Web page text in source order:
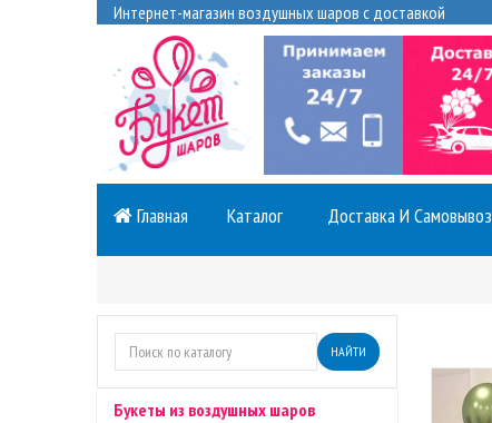
Интернет-магазин воздушных шаров с доставкой
Главная Каталог Доставка И Самовывоз
НАЙТИ
Букеты из воздушных шаров